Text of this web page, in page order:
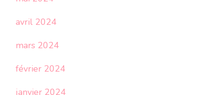
avril 2024
mars 2024
février 2024
janvier 2024